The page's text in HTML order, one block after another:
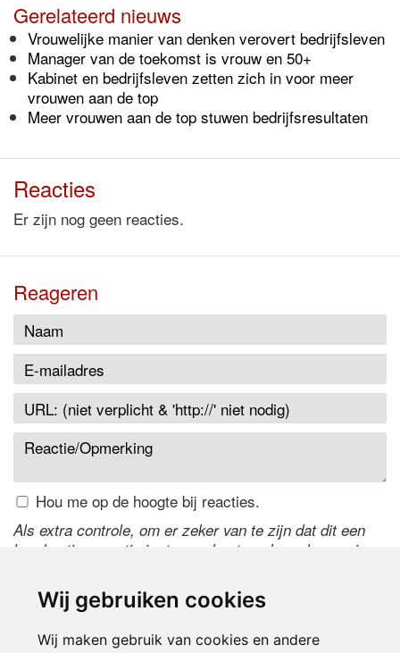
Wij gebruiken cookies
Wij maken gebruik van cookies en andere
Gerelateerd nieuws
Vrouwelijke manier van denken verovert bedrijfsleven
Manager van de toekomst is vrouw en 50+
Kabinet en bedrijfsleven zetten zich in voor meer
vrouwen aan de top
Meer vrouwen aan de top stuwen bedrijfsresultaten
Reacties
Er zijn nog geen reacties.
Reageren
Hou me op de hoogte bij reacties.
Als extra controle, om er zeker van te zijn dat dit een
handmatige reactie is, typ onderstaande code over in
de code te wijzigen.